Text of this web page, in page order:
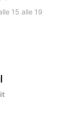
15 alle 19